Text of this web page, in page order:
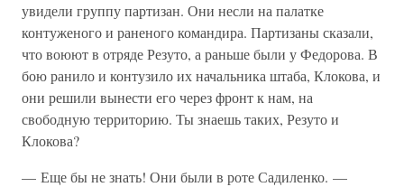
увидели группу партизан. Они несли на палатке
контуженого и раненого командира. Партизаны сказали,
что воюют в отряде Резуто, а раньше были у Федорова. В
бою ранило и контузило их начальника штаба, Клокова, и
они решили вынести его через фронт к нам, на
свободную территорию. Ты знаешь таких, Резуто и
Клокова?
— Еще бы не знать! Они были в роте Садиленко. —